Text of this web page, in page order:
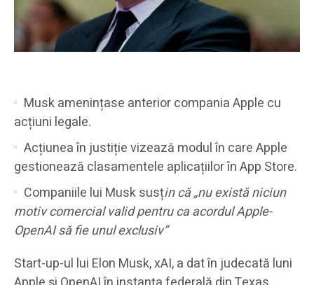
Musk amenințase anterior compania Apple cu
acțiuni legale.
Acțiunea în justiție vizează modul în care Apple
gestionează clasamentele aplicațiilor în App Store.
Companiile lui Musk susțin că „nu există niciun
motiv comercial valid pentru ca acordul Apple-
OpenAI să fie unul exclusiv”
Start-up-ul lui Elon Musk, xAI, a dat în judecată luni